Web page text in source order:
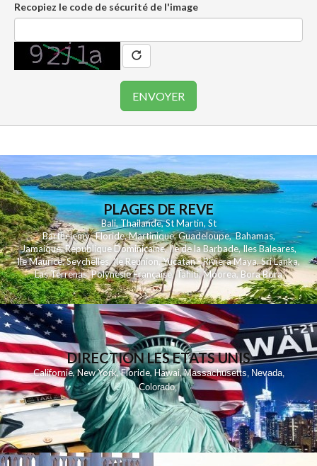
Recopiez le code de sécurité de l'image
PLAGES DE REVE
Bali,Thailande,St Martin,St
Barthelemy,Floride,Martinique,Guadeloupe,Bahamas,
Jamaique,Republique Dominicaine,Ile de la Barbade,Iles Baleares,
Ile Maurice,Seychelles,Ile Reunion,Yucatan - Riviera Maya,Sri Lanka,
Las Terrenas,Polynesie Française,Tahiti,Moorea, Bora Bora
DIRECTION LES ETATS UNIS
Californie,New York,Floride,Hawai,Massachusetts, Nevada,
Colorado,